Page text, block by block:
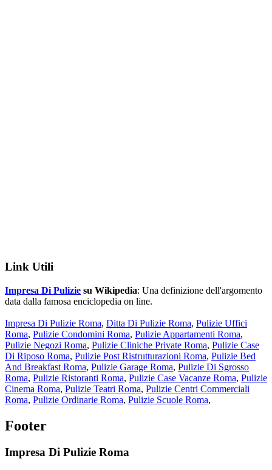
Link Utili
Impresa Di Pulizie su Wikipedia: Una definizione dell'argomento
data dalla famosa enciclopedia on line.
Impresa Di Pulizie Roma, Ditta Di Pulizie Roma, Pulizie Uffici
Roma, Pulizie Condomini Roma, Pulizie Appartamenti Roma,
Pulizie Negozi Roma, Pulizie Cliniche Private Roma, Pulizie Case
Di Riposo Roma, Pulizie Post Ristrutturazioni Roma, Pulizie Bed
And Breakfast Roma, Pulizie Garage Roma, Pulizie Di Sgrosso
Roma, Pulizie Ristoranti Roma, Pulizie Case Vacanze Roma, Pulizie
Cinema Roma, Pulizie Teatri Roma, Pulizie Centri Commerciali
Roma, Pulizie Ordinarie Roma, Pulizie Scuole Roma,
Footer
Impresa Di Pulizie Roma